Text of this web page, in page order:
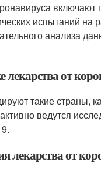
испытаний
анализа
лекарства от
такие страны,
ведутся
лекарства от